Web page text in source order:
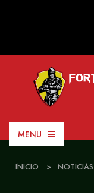
MENU
INICIO > NOTICIAS